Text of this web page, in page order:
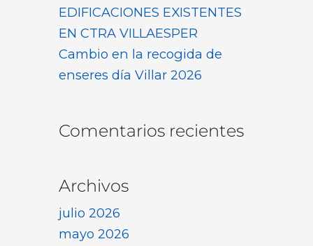
EDIFICACIONES EXISTENTES
EN CTRA VILLAESPER
Cambio en la recogida de
enseres día Villar 2026
Comentarios recientes
Archivos
julio 2026
mayo 2026